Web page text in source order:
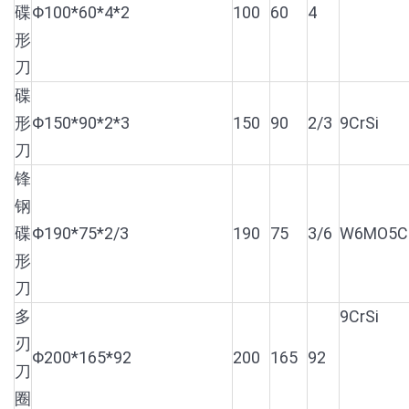
碟
形
刀
Φ100*60*4*2 100 60 4
碟
形
刀
Φ150*90*2*3 150 90 2/3 9CrSi
锋
钢
碟
形
刀
Φ190*75*2/3 190 75 3/6
多
刃
刀
圈
Φ200*165*92 200 165 92
9CrSi